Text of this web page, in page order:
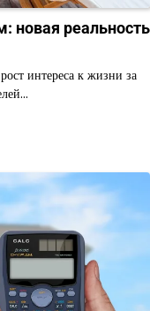
новая реальность
интереса к жизни за